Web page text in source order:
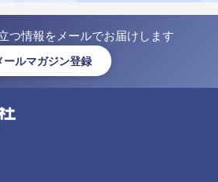
つ情報をメールでお届けします
ールマガジン登録